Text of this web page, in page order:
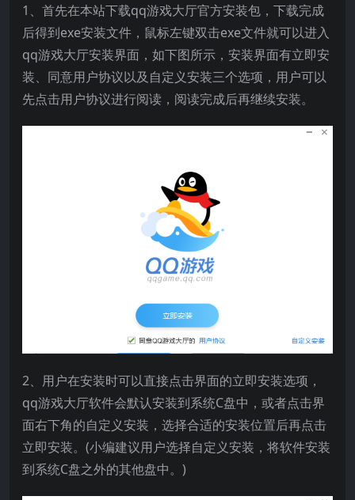
1、首先在本站下载qq游戏大厅官方安装包，下载完成
后得到exe安装文件，鼠标左键双击exe文件就可以进入
qq游戏大厅安装界面，如下图所示，安装界面有立即安
装、同意用户协议以及自定义安装三个选项，用户可以
先点击用户协议进行阅读，阅读完成后再继续安装。
2、用户在安装时可以直接点击界面的立即安装选项，
qq游戏大厅软件会默认安装到系统C盘中，或者点击界
面右下角的自定义安装，选择合适的安装位置后再点击
立即安装。(小编建议用户选择自定义安装，将软件安装
到系统C盘之外的其他盘中。)